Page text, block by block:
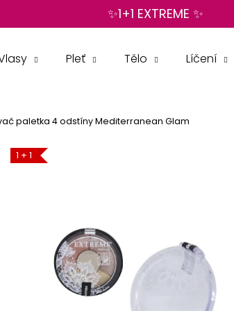
✨1+1 EXTREME ✨
Pleť Tělo Líčení
paletka 4 odstíny Mediterranean Glam
1 + 1